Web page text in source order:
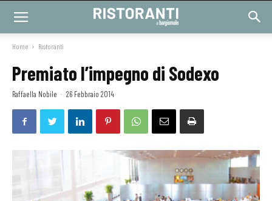
Home Ristoranti
Premiato l’impegno di Sodexo
Raffaella Nobile - 26 Febbraio 2014